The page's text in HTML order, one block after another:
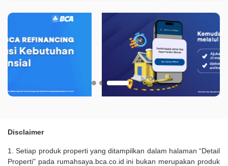
Disclaimer
1. Setiap produk properti yang ditampilkan dalam halaman “Detail
Properti" pada rumahsaya.bca.co.id ini bukan merupakan produk